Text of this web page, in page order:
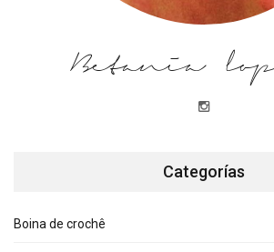
Betania
Categorías
Boina de crochê